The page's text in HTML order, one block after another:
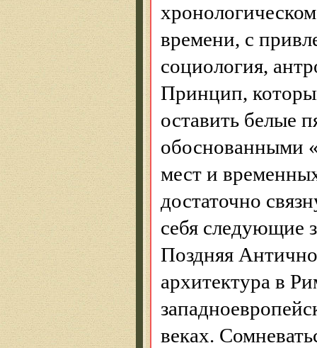
времени, с
социология,
Принцип,
оставить белые
обоснованными
мест и
достаточно
себя следующие
Поздняя
архитектура в
веках.